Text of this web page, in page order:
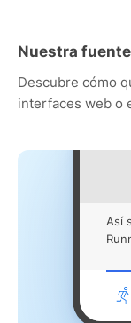
Nuestra
Descubre cómo
interfaces web o
Así